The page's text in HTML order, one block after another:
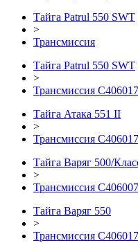
Тайга Patrul 550 SWT
>
Трансмиссия
Тайга Patrul 550 SWT
>
Трансмиссия
Тайга Атака 551 II
>
Трансмиссия
Тайга Варяг 500/
>
Трансмиссия
Тайга Варяг 550
>
Трансмиссия